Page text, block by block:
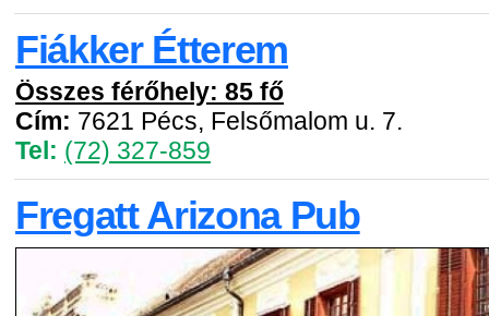
Fiákker Étterem
Összes férőhely: 85 fő
Cím: 7621 Pécs, Felsőmalom u. 7.
Tel: (72) 327-859
Fregatt Arizona Pub